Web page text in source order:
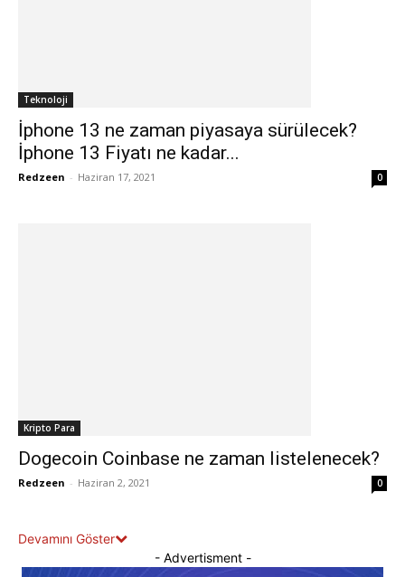
Teknoloji
İphone 13 ne zaman piyasaya sürülecek?
İphone 13 Fiyatı ne kadar...
Redzeen - Haziran 17, 2021 0
Kripto Para
Dogecoin Coinbase ne zaman listelenecek?
Redzeen - Haziran 2, 2021 0
Devamını Göster
- Advertisment -